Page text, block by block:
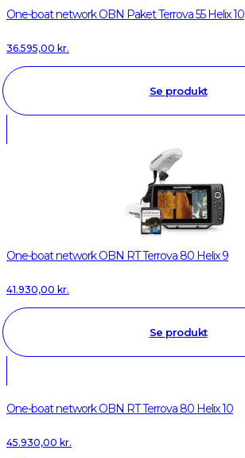
One-boat network OBN Paket Terrova 55 Helix 10
36.595,00 kr.
Se produkt
One-boat network OBN RT Terrova 80 Helix 9
41.930,00 kr.
Se produkt
One-boat network OBN RT Terrova 80 Helix 10
45.930,00 kr.